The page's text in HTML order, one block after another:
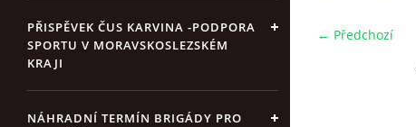
PŘISPĚVEK ČUS KARVINA -PODPORA
SPORTU V MORAVSKOSLEZSKÉM
KRAJI
NÁHRADNÍ TERMÍN BRIGÁDY PRO
← Předchozí